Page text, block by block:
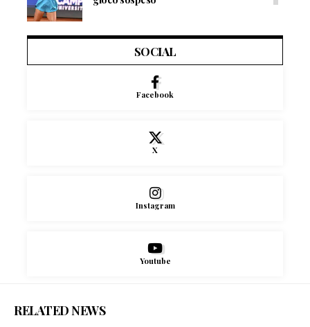
SOCIAL
Facebook
X
Instagram
Youtube
RELATED NEWS